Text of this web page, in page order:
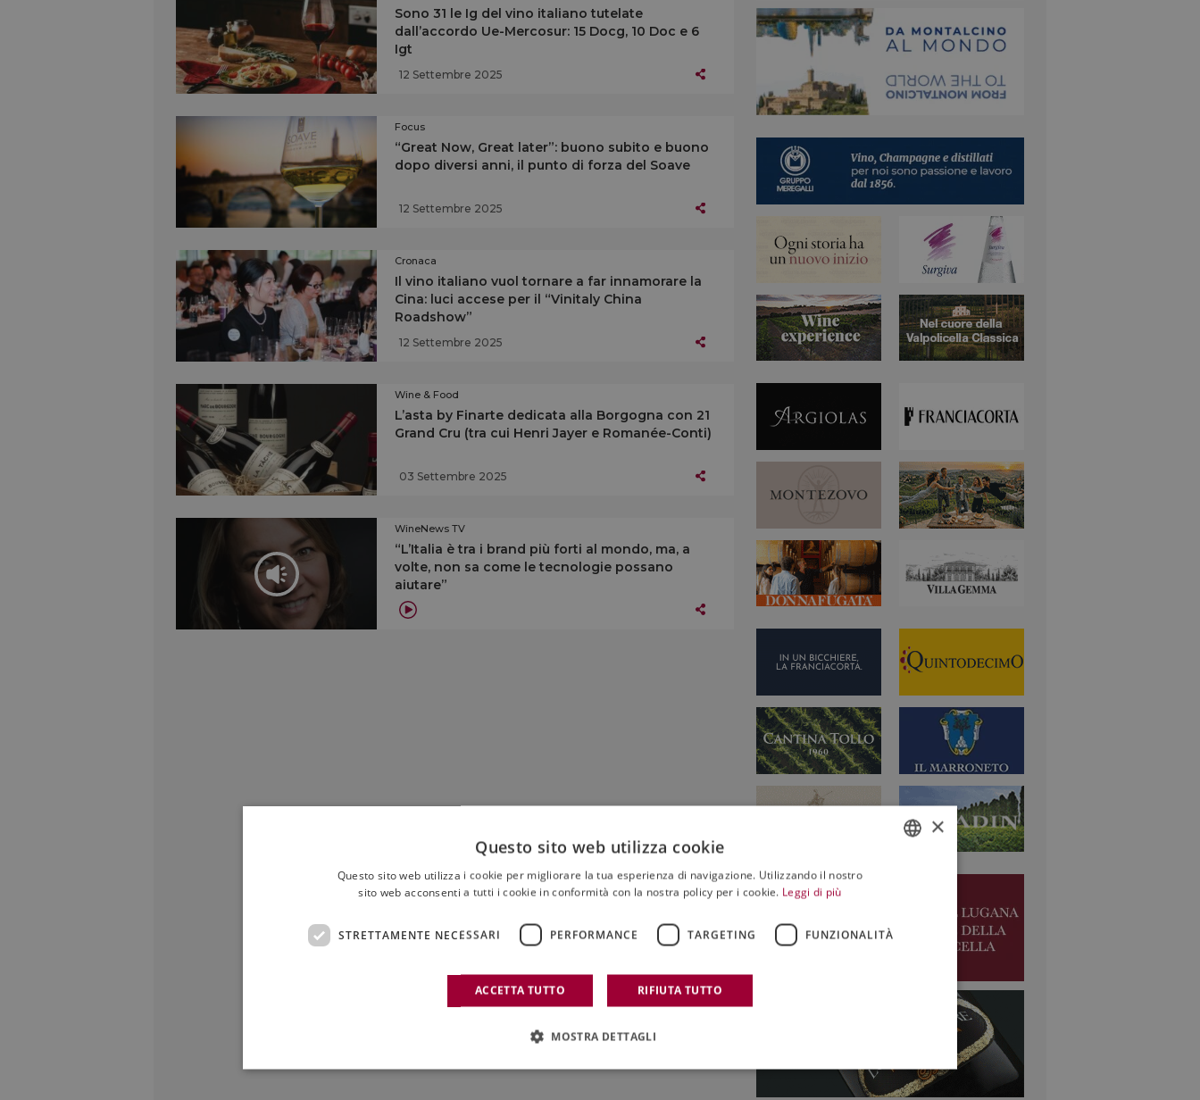
Sono 31 le Ig del vino italiano tutelate
dall’accordo Ue-Mercosur: 15 Docg, 10 Doc e 6
Igt
12 Settembre 2025
Focus
“Great Now, Great later”: buono subito e buono
dopo diversi anni, il punto di forza del Soave
12 Settembre 2025
Cronaca
Il vino italiano vuol tornare a far innamorare la
Cina: luci accese per il “Vinitaly China
Roadshow”
12 Settembre 2025
Wine & Food
L’asta by Finarte dedicata alla Borgogna con 21
Grand Cru (tra cui Henri Jayer e Romanée-Conti)
03 Settembre 2025
WineNews TV
“L’Italia è tra i brand più forti al mondo, ma, a
volte, non sa come le tecnologie possano
aiutare”
×
Questo sito web utilizza cookie
Questo sito web utilizza i cookie per migliorare la tua esperienza di navigazione. Utilizzando il nostro
sito web acconsenti a tutti i cookie in conformità con la nostra policy per i cookie. Leggi di più
STRETTAMENTE NECESSARI PERFORMANCE TARGETING FUNZIONALITÀ
ACCETTA TUTTO RIFIUTA TUTTO
MOSTRA DETTAGLI